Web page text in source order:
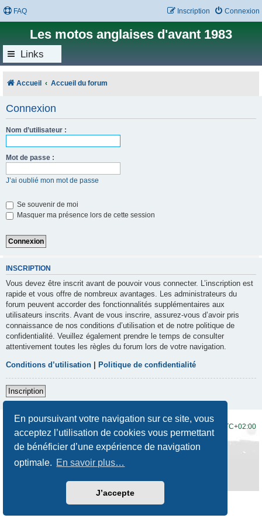
En poursuivant votre navigation sur ce site, vous
acceptez l’utilisation de cookies vous permettant
de bénéficier d’une expérience de navigation
optimale. En savoir plus…
J’accepte
FAQ Connexion
Inscription
Les motos anglaises d'avant 1983
Links
Accueil Accueil du forum
Connexion
Nom d’utilisateur :
Mot de passe :
J’ai oublié mon mot de passe
Se souvenir de moi
Masquer ma présence lors de cette session
INSCRIPTION
Vous devez être inscrit avant de pouvoir vous connecter. L’inscription est
rapide et vous offre de nombreux avantages. Les administrateurs du
forum peuvent accorder des fonctionnalités supplémentaires aux
utilisateurs inscrits. Avant de vous inscrire, assurez-vous d’avoir pris
connaissance de nos conditions d’utilisation et de notre politique de
confidentialité. Veuillez également prendre le temps de consulter
attentivement toutes les règles du forum lors de votre navigation.
Conditions d’utilisation Politique de confidentialité
Inscription
UTC+02:00
Développé par phpBB® Forum Software © phpBB Limited
Traduction française officielle
Prosilver New Edition
Confidentialité|Conditions